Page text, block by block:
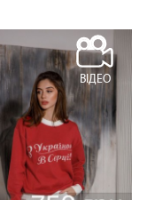
ВІДЕО